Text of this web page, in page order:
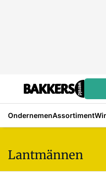
OndernemenAssortiment
Lantmännen